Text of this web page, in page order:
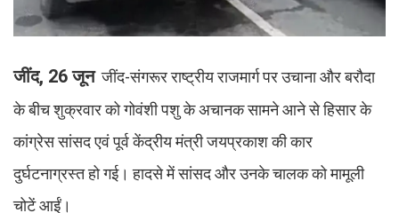
जींद, 26 जूनजींद-संगरूर राष्ट्रीय राजमार्ग पर उचाना और बरौदा
के बीच शुक्रवार को गोवंशी पशु के अचानक सामने आने से हिसार के
कांग्रेस सांसद एवं पूर्व केंद्रीय मंत्री जयप्रकाश की कार
दुर्घटनाग्रस्त हो गई। हादसे में सांसद और उनके चालक को मामूली
चोटें आईं।